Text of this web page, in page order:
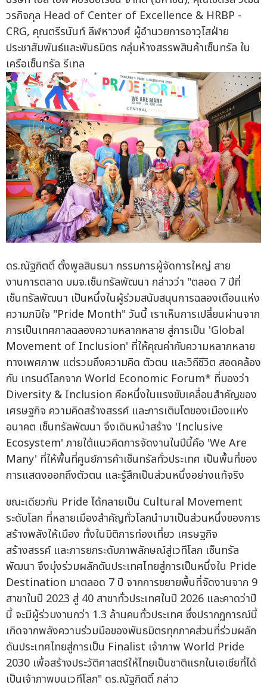
วรกิจกุล Head of Center of Excellence & HRBP -
CRG, คุณตรีรนันท์ ลีฬหาวงศ์ ผู้อำนวยการอาวุโสฝ่าย
ประชาสัมพันธ์และพันธมิตร กลุ่มห้างสรรพสินค้าเซ็นทรัล ใน
เครือเซ็นทรัล รีเทล
ดร.ณัฐกิตติ์ ตั้งพูลสินธนา กรรมการผู้จัดการใหญ่ สาย
งานการตลาด บมจ.เซ็นทรัลพัฒนา กล่าวว่า "ตลอด 7 ปีที่
เซ็นทรัลพัฒนา เป็นหนึ่งในผู้ร่วมสนับสนุนการฉลองเดือนแห่ง
ความภมิใจ "Pride Month" วันนี้ เราเห็นการเปลี่ยนผ่านจาก
การเป็นเทศกาลฉลองความหลากหลาย สู่การเป็น 'Global
Movement of Inclusion' ที่ให้คุณค่ากับความหลากหลาย
ทางเพศภาพ แต่รวมถึงความคิด ตัวตน และวิถีชีวิต สอดคล้อง
กับ เทรนด์โลกจาก World Economic Forum* ที่มองว่า
Diversity & Inclusion คือหนึ่งในแรงขับเคลื่อนสำคัญของ
เศรษฐกิจ ความคิดสร้างสรรค์ และการเติบโตของเมืองแห่ง
อนาคต เซ็นทรัลพัฒนา จึงเดินหน้าสร้าง 'Inclusive
Ecosystem' ภายใต้แนวคิดการจัดงานในปีนี้คือ 'We Are
Many' ที่ให้พื้นที่ศูนย์การค้าเซ็นทรัลทั่วประเทศ เป็นพื้นที่ของ
การแสดงออกถึงตัวตน และรู้สึกเป็นส่วนหนึ่งอย่างแท้จริง
ขณะเดียวกัน Pride ได้กลายเป็น Cultural Movement
ระดับโลก ที่หลายเมืองสำคัญทั่วโลกนำมาเป็นส่วนหนึ่งของการ
สร้างพลังให้เมือง ทั้งในมิติการท่องเที่ยว เศรษฐกิจ
สร้างสรรค์ และการยกระดับภาพลักษณ์สู่เวทีโลก เซ็นทรัล
พัฒนา จึงมุ่งร่วมผลักดันประเทศไทยสู่การเป็นหนึ่งใน Pride
Destination มาตลอด 7 ปี จากการขยายพื้นที่จัดงานจาก 9
สาขาในปี 2023 สู่ 40 สาขาทั่วประเทศในปี 2026 และคาดว่าปี
นี้ จะมีผู้ร่วมงานกว่า 1.3 ล้านคนทั่วประเทศ ซึ่งปรากฏการณ์นี้
เกิดจากพลังความร่วมมือของพันธมิตรทุกภาคส่วนที่ร่วมผลัก
ดันประเทศไทยสู่การเป็น Finalist เจ้าภาพ World Pride
2030 เพื่อสร้างประวัติศาสตร์ให้ไทยเป็นชาติแรกในเอเชียที่ได้
เป็นเจ้าภาพบนเวทีโลก" ดร.ณัฐกิตติ์ กล่าว